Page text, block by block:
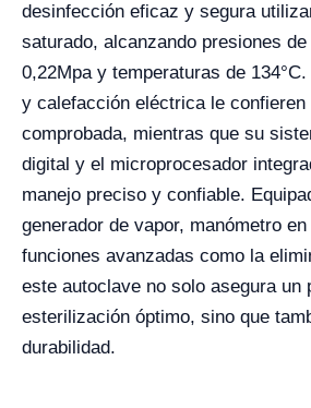
desinfección eficaz y segura
saturado, alcanzando presiones
0,22Mpa y temperaturas de
y calefacción eléctrica le confieren
comprobada, mientras que su
digital y el microprocesador
manejo preciso y confiable.
generador de vapor, manómetro
funciones avanzadas como la
este autoclave no solo asegura un
esterilización óptimo, sino que
durabilidad.